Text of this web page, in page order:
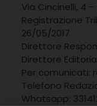
Via Cincinelli, 4
Registrazione
26/05/2017
Direttore
Direttore
Per comunicati:
Telefono
Whatsapp: